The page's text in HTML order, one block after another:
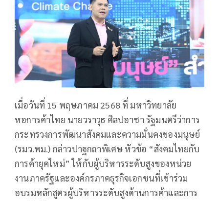
เมื่อวันที่ 15 พฤษภาคม 2568 ที่ มหาวิทยาลัย
หอการค้าไทย นายวราวุธ ศิลปอาชา รัฐมนตรีว่าการ
กระทรวงการพัฒนาสังคมและความมั่นคงของมนุษย์
(รมว.พม.) กล่าวปาฐกถาพิเศษ หัวข้อ “สังคมไทยกับ
การค้ายุคใหม่” ให้กับผู้บริหารระดับสูงของหน่วย
งานภาครัฐและองค์กรภาคธุรกิจเอกชนที่เข้าร่วม
อบรมหลักสูตรผู้บริหารระดับสูงด้านการค้าและการ